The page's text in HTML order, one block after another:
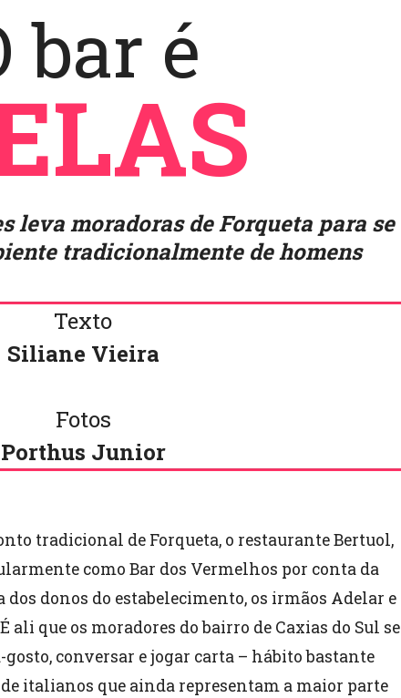
bar é
leva moradoras de Forqueta para se
tradicionalmente de homens
Texto
Siliane Vieira
Fotos
Porthus Junior
tradicional de Forqueta, o restaurante Bertuol,
como Bar dos Vermelhos por conta da
donos do estabelecimento, os irmãos Adelar e
ali que os moradores do bairro de Caxias do Sul se
conversar e jogar carta – hábito bastante
italianos que ainda representam a maior parte